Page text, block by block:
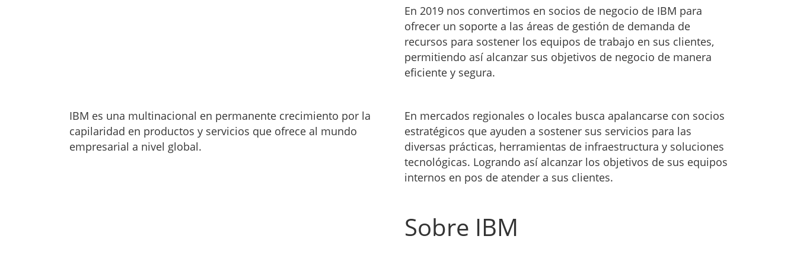
En 2019 nos convertimos en socios de negocio de IBM para
ofrecer un soporte a las áreas de gestión de demanda de
recursos para sostener los equipos de trabajo en sus clientes,
permitiendo así alcanzar sus objetivos de negocio de manera
eficiente y segura.
IBM es una multinacional en permanente crecimiento por la
capilaridad en productos y servicios que ofrece al mundo
empresarial a nivel global.
En mercados regionales o locales busca apalancarse con socios
estratégicos que ayuden a sostener sus servicios para las
diversas prácticas, herramientas de infraestructura y soluciones
tecnológicas. Logrando así alcanzar los objetivos de sus equipos
internos en pos de atender a sus clientes.
Sobre IBM